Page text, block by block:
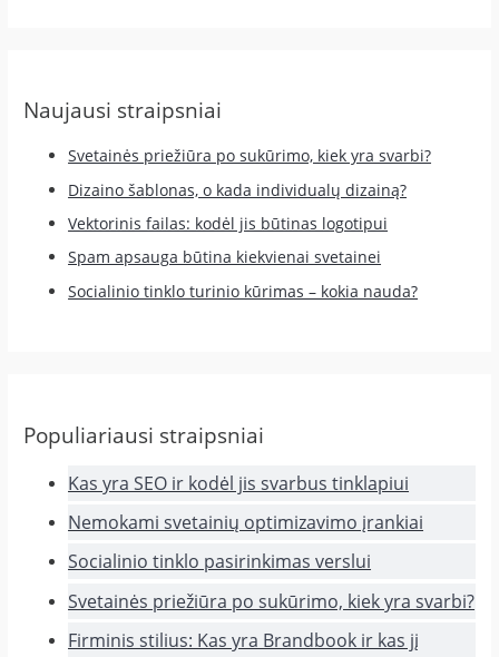
Naujausi straipsniai
Svetainės priežiūra po sukūrimo, kiek yra svarbi?
Dizaino šablonas, o kada individualų dizainą?
Vektorinis failas: kodėl jis būtinas logotipui
Spam apsauga būtina kiekvienai svetainei
Socialinio tinklo turinio kūrimas – kokia nauda?
Populiariausi straipsniai
Kas yra SEO ir kodėl jis svarbus tinklapiui
Nemokami svetainių optimizavimo įrankiai
Socialinio tinklo pasirinkimas verslui
Svetainės priežiūra po sukūrimo, kiek yra svarbi?
Firminis stilius: Kas yra Brandbook ir kas jį